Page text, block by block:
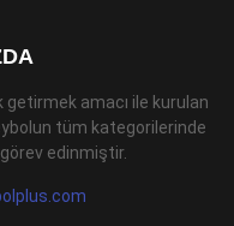
getirmek amacı ile kurulan
tüm kategorilerinde
edinmiştir.